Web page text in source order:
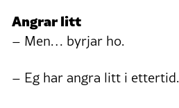
Angrar litt
– Men… byrjar ho.
– Eg har angra litt i ettertid.